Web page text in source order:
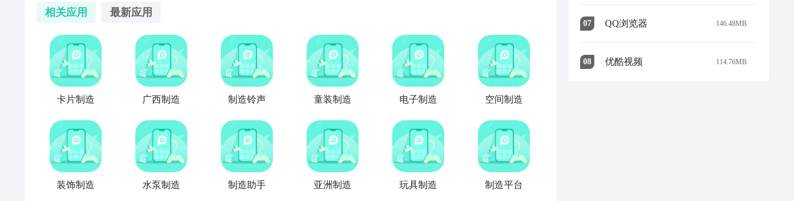
相关应用 最新应用
卡片制造 广西制造 制造铃声 童装制造 电子制造 空间制造
装饰制造 水泵制造 制造助手 亚洲制造 玩具制造 制造平台
07 QQ浏览器 146.48MB
08 优酷视频 114.76MB